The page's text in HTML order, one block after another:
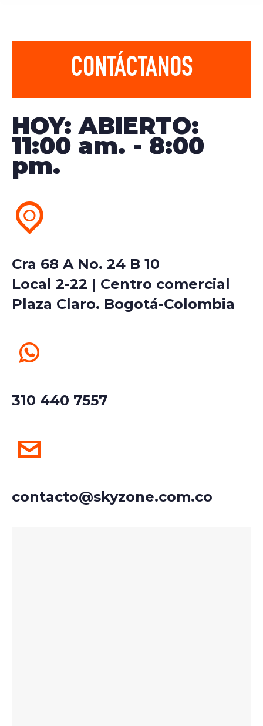
CONTÁCTANOS
HOY: ABIERTO:
11:00 am. - 8:00
pm.
Cra 68 A No. 24 B 10
Local 2-22 | Centro comercial
Plaza Claro. Bogotá-Colombia
310 440 7557
contacto@skyzone.com.co